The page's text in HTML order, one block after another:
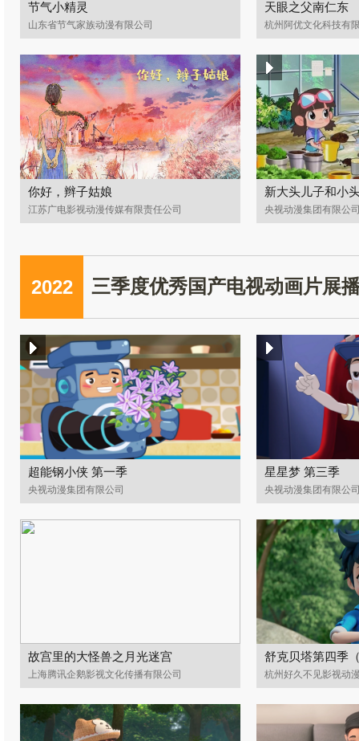
节气小精灵
山东省节气家族动漫有限公司
天眼之父南仁东
杭州阿优文化科技有
你好，辫子姑娘
江苏广电影视动漫传媒有限责任公司
新大头儿子和小
央视动漫集团有限公
2022 三季度优秀国产电视动画片展
超能钢小侠 第一季
央视动漫集团有限公司
星星梦 第三季
央视动漫集团有限公
故宫里的大怪兽之月光迷宫
上海腾讯企鹅影视文化传播有限公司
舒克贝塔第四季
杭州好久不见影视动